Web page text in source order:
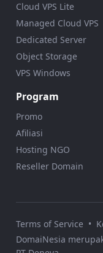
Cloud VPS Lite
Managed Cloud VPS
Dedicated Server
Object Storage
VPS Windows
Program
Promo
Afiliasi
Hosting NGO
Reseller Domain
Terms of Service •
DomaiNesia